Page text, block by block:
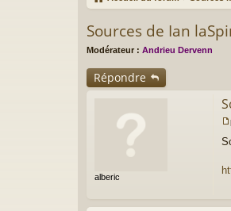
Sources de Ian
Modérateur : Andrieu Dervenn
Répondre
alberic